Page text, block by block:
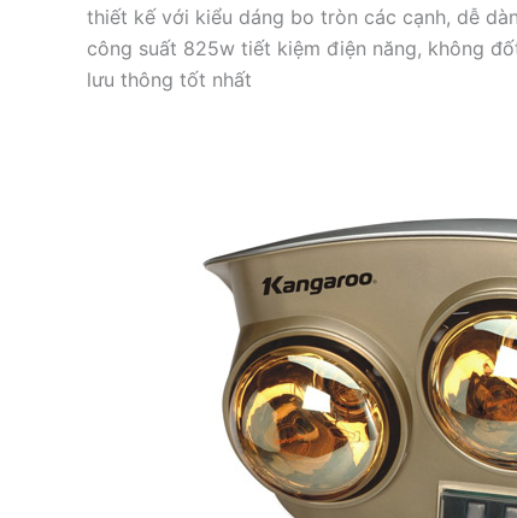
thiết kế với kiểu dáng bo tròn các cạnh, dễ
công suất 825w tiết kiệm điện năng, không
lưu thông tốt nhất